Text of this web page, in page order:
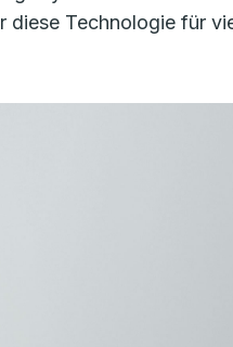
diese Technologie für